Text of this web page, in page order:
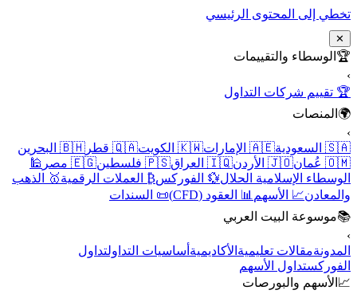
تخطي إلى المحتوى الرئيسي
✕
🏆 الوسطاء والتقييمات
›
🏆 تقييم شركات التداول
🌍 المنصات
›
🇸🇦 السعودية
🇦🇪 الإمارات 🇰🇼 الكويت 🇶🇦 قطر
🇧🇭 البحرين
🇴🇲 عُمان
🇯🇴 الأردن 🇮🇶 العراق 🇵🇸 فلسطين 🇪🇬 مصر
🕌
الوسطاء الإسلامية الحلال💱 الفوركس₿ العملات الرقمية🥇 الذهب
والمعادن📈 الأسهم 📊 العقود (CFD)
📜 السندات
📚موسوعة البيت العربي
›
المدونةمقالات تعليمية الأكاديمية أساسيات التداولتداول
الفوركستداول الأسهم
📈 الأسهم والبورصات